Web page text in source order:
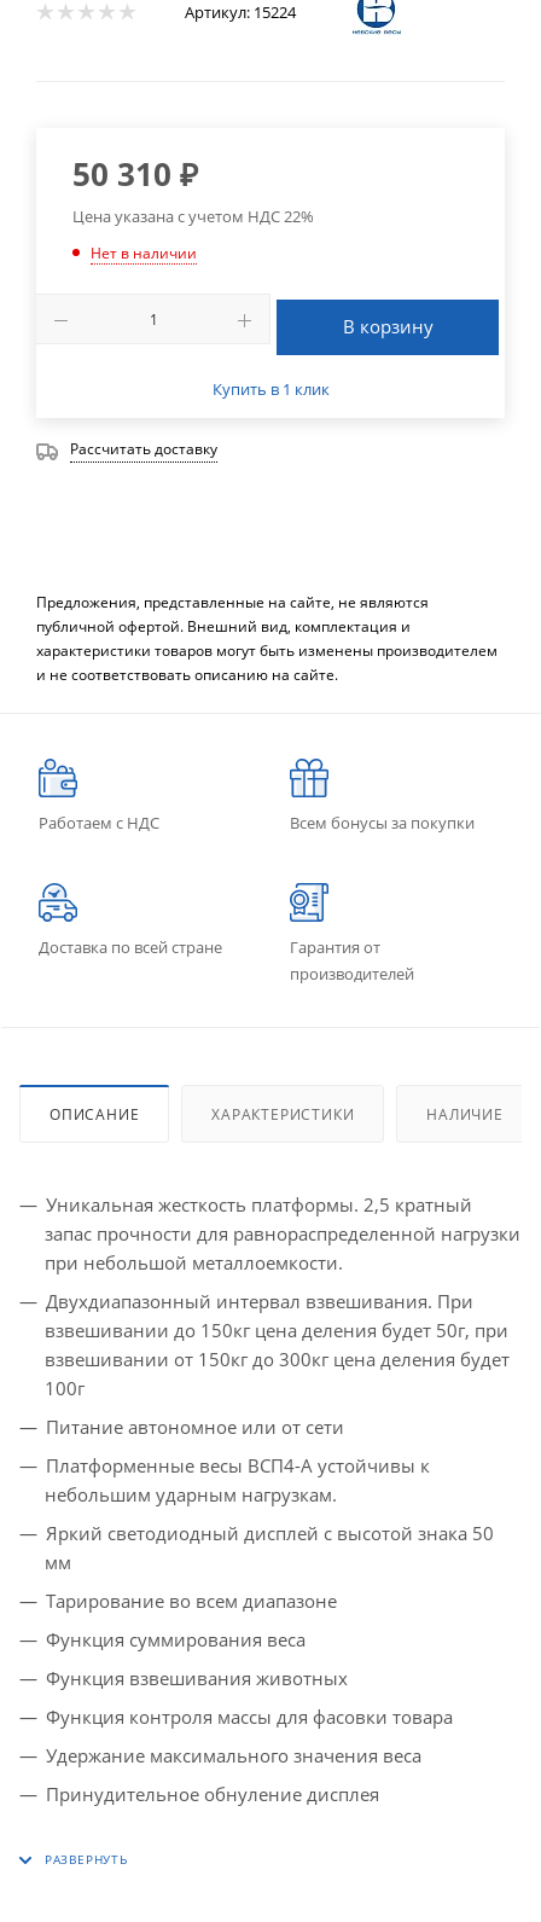
Артикул: 15224
50 310 ₽
Цена указана с учетом НДС 22%
Нет в наличии
В корзину
Купить в 1 клик
Рассчитать доставку
Предложения, представленные на сайте, не являются
публичной офертой. Внешний вид, комплектация и
характеристики товаров могут быть изменены производителем
и не соответствовать описанию на сайте.
Работаем с НДС Всем бонусы за покупки
Доставка по всей стране
Гарантия от
производителей
ОПИСАНИЕ ХАРАКТЕРИСТИКИ НАЛИЧИЕ
Уникальная жесткость платформы. 2,5 кратный
запас прочности для равнораспределенной нагрузки
при небольшой металлоемкости.
Двухдиапазонный интервал взвешивания. При
взвешивании до 150кг цена деления будет 50г, при
взвешивании от 150кг до 300кг цена деления будет
100г
Питание автономное или от сети
Платформенные весы ВСП4-А устойчивы к
небольшим ударным нагрузкам.
Яркий светодиодный дисплей с высотой знака 50
мм
Тарирование во всем диапазоне
Функция суммирования веса
Функция взвешивания животных
Функция контроля массы для фасовки товара
Удержание максимального значения веса
Принудительное обнуление дисплея